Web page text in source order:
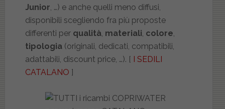
Junior, …) e anche quelli meno diffusi,
disponibili scegliendo fra più proposte
differenti per qualità, materiali, colore,
tipologia(originali, dedicati, compatibili,
adattabili, discount price, …). [ I SEDILI
CATALANO ]